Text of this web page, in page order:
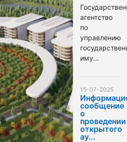
агентство
по
управлению
иму...
15-07-2025
сообщение
о
проведении
открытого
ау...